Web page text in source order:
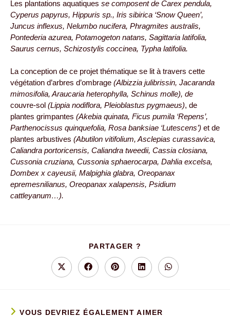
Les plantations aquatiques se composent de Carex pendula,
Cyperus papyrus, Hippuris sp., Iris sibirica ‘Snow Queen’,
Juncus inflexus, Nelumbo nucifera, Phragmites australis,
Pontederia azurea, Potamogeton natans, Sagittaria latifolia,
Saurus cernus, Schizostylis coccinea, Typha latifolia.
La conception de ce projet thématique se lit à travers cette
végétation d’arbres d’ombrage (Albizzia julibrissin, Jacaranda
mimosifolia, Araucaria heterophylla, Schinus molle), de
couvre-sol (Lippia nodiflora, Pleioblastus pygmaeus), de
plantes grimpantes (Akebia quinata, Ficus pumila ‘Repens’,
Parthenocissus quinquefolia, Rosa banksiae ‘Lutescens’) et de
plantes arbustives (Abutilon vitifolium, Asclepias curassavica,
Caliandra portoricensis, Caliandra tweedii, Cassia closiana,
Cussonia cruziana, Cussonia sphaerocarpa, Dahlia excelsa,
Dombex x cayeusii, Malpighia glabra, Oreopanax
epremesnilianus, Oreopanax xalapensis, Psidium
cattleyanum…).
PARTAGER ?
CE
CONTENU
Ouvrir
dans
Ouvrir
dans
Ouvrir
dans
Ouvrir
dans
Ouvrir
dans
VOUS DEVRIEZ ÉGALEMENT AIMER